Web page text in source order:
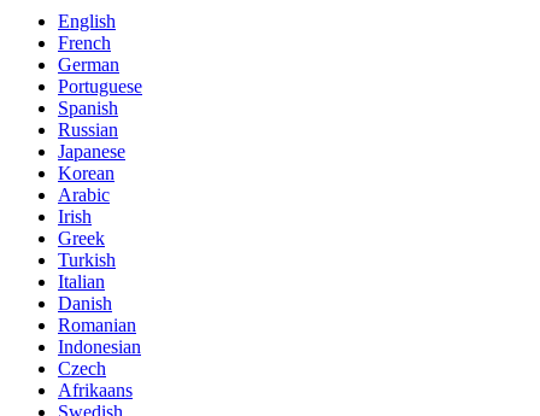
English
French
German
Portuguese
Spanish
Russian
Japanese
Korean
Arabic
Irish
Greek
Turkish
Italian
Danish
Romanian
Indonesian
Czech
Afrikaans